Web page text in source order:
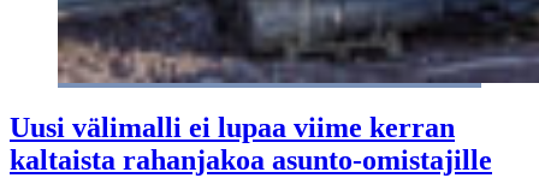
Uusi välimalli ei lupaa viime kerran
kaltaista rahanjakoa asunto-omistajille